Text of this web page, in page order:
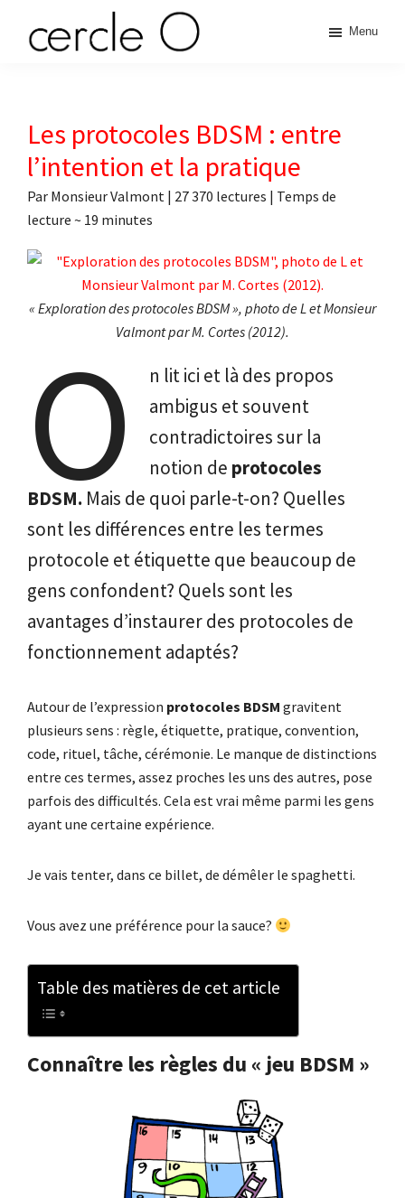
principale
O
érotique
Menu
Les protocoles BDSM : entre
l’intention et la pratique
Par Monsieur Valmont | 27 370 lectures | Temps de
lecture ~ 19 minutes
« Exploration des protocoles BDSM », photo de L et Monsieur
Valmont par M. Cortes (2012).
O
n lit ici et là des propos
ambigus et souvent
contradictoires sur la
notion de protocoles
BDSM. Mais de quoi parle-t-on? Quelles
sont les différences entre les termes
protocole et étiquette que beaucoup de
gens confondent? Quels sont les
avantages d’instaurer des protocoles de
fonctionnement adaptés?
Autour de l’expression protocoles BDSM gravitent
plusieurs sens : règle, étiquette, pratique, convention,
code, rituel, tâche, cérémonie. Le manque de distinctions
entre ces termes, assez proches les uns des autres, pose
parfois des difficultés. Cela est vrai même parmi les gens
ayant une certaine expérience.
Je vais tenter, dans ce billet, de démêler le spaghetti.
Vous avez une préférence pour la sauce?
Table des matières de cet article
Connaître les règles du « jeu BDSM »